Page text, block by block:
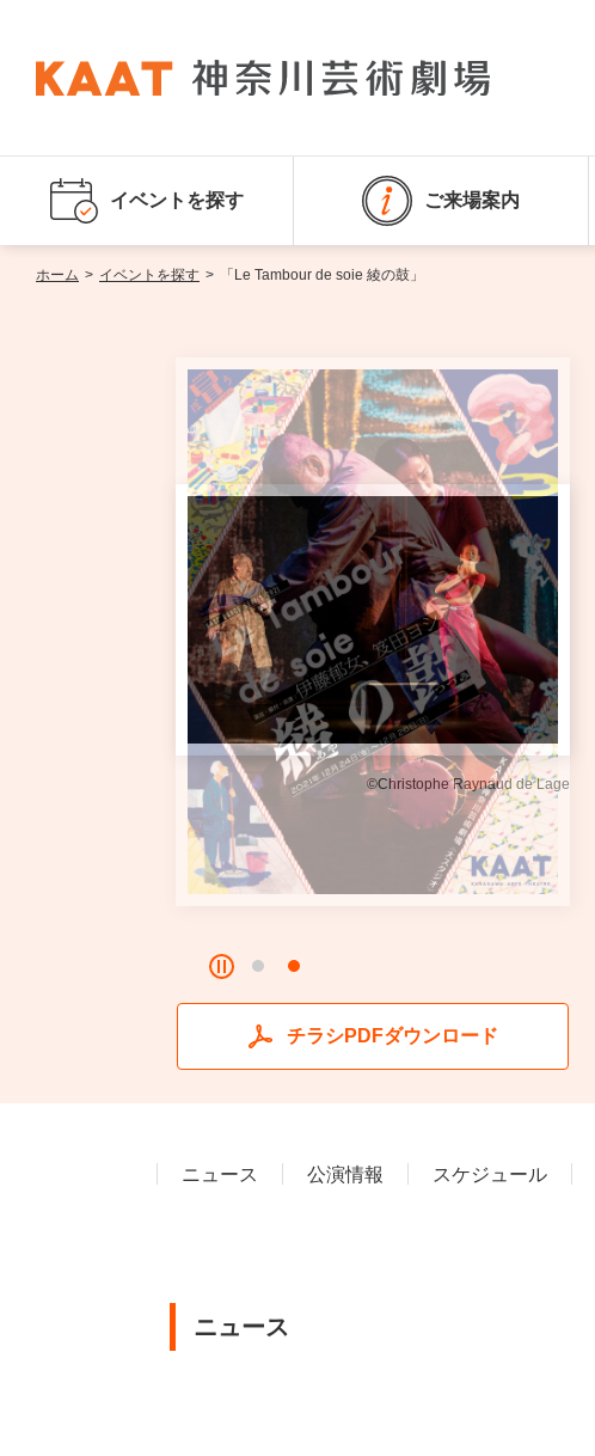
イベントを探す ご来場案内
ホーム > イベントを探す > 「Le Tambour de soie 綾の鼓」
©Christophe Raynaud de Lage
チラシPDFダウンロード
ニュース 公演情報 スケジュール
ニュース